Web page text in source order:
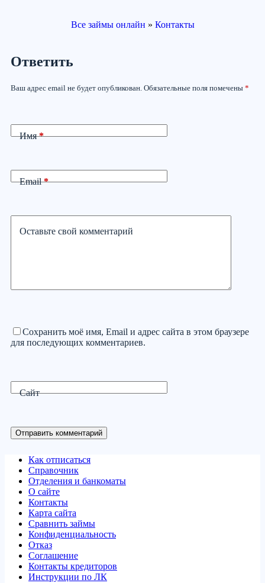
Все займы онлайн » Контакты
Ответить
Ваш адрес email не будет опубликован. Обязательные поля помечены *
Имя*
Email*
Оставьте свой комментарий
Сохранить моё имя, Email и адрес сайта в этом браузере
для последующих комментариев.
Сайт
Отправить комментарий
Как отписаться
Справочник
Отделения и банкоматы
О сайте
Контакты
Карта сайта
Сравнить займы
Конфиденциальность
Отказ
Соглашение
Контакты кредиторов
Инструкции по ЛК